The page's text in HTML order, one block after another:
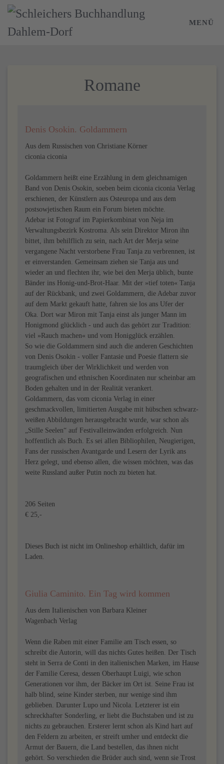
Zum Hauptinhalt springen
MENÜ
Romane
Denis Osokin. Goldammern
Aus dem Russischen von Christiane Körner
ciconia ciconia
Goldammern heißt eine Erzählung in dem gleichnamigen
Band von Denis Osokin, soeben beim ciconia ciconia Verlag
erschienen, der Künstlern aus Osteuropa und aus dem
postsowjetischen Raum ein Forum bieten möchte.
Adebar ist Fotograf im Papierkombinat von Neja im
Verwaltungsbezirk Kostroma. Als sein Direktor Miron ihn
bittet, ihm behilflich zu sein, nach Art der Merja seine
vergangene Nacht verstorbene Frau Tanja zu verbrennen, ist
er einverstanden. Gemeinsam ziehen sie Tanja aus und
wieder an und flechten ihr, wie bei den Merja üblich, bunte
Bänder ins Honig-und-Brot-Haar. Mit der »tief toten« Tanja
auf der Rückbank, und zwei Goldammern, die Adebar zuvor
auf dem Markt gekauft hatte, fahren sie los ans Ufer der
Oka. Dort war Miron mit Tanja einst als junger Mann im
Honigmond glücklich - und auch das gehört zur Tradition:
viel »Rauch machen« und vom Honigglück erzählen.
So wie die Goldammern sind auch die anderen Geschichten
von Denis Osokin - voller Fantasie und Poesie flattern sie
traumgleich über der Wirklichkeit und werden von
geografischen und ethnischen Koordinaten nur scheinbar am
Boden gehalten und in der Realität verankert.
Goldammern, das vom ciconia Verlag in einer
geschmackvollen, limitierten Ausgabe mit hübschen schwarz-
weißen Abbildungen herausgebracht wurde, war schon als
„Stille Seelen“ auf Festivalleinwänden erfolgreich. Nun
hoffentlich als Buch. Es sei allen Bibliophilen, Neugierigen,
Fans der russischen Avantgarde und Lesern der Lyrik ans
Herz gelegt, und ebenso allen, die wissen möchten, was das
weite Russland außer Putin noch zu bieten hat.
206 Seiten
€ 25,-
Dieses Buch ist nicht im Onlineshop erhältlich, dafür im
Laden.
Giulia Caminito. Ein Tag wird kommen
Aus dem Italienischen von Barbara Kleiner
Wagenbach Verlag
Wenn die Raben mit einer Familie am Tisch essen, so
schreibt die Autorin, will das nichts Gutes heißen. Der Tisch
steht in Serra de Conti in den italienischen Marken, im Hause
der Familie Ceresa, dessen Oberhaupt Luigi, wie schon
Generationen vor ihm, der Bäcker im Ort ist. Seine Frau ist
halb blind, seine Kinder sterben, nur wenige sind ihm
geblieben. Darunter Lupo und Nicola. Letzterer ist ein
schreckhafter Sonderling, er liebt die Buchstaben und ist zu
nichts zu gebrauchen. Ersterer lernt schon als Kind hart auf
den Feldern zu arbeiten, er streift umher und entdeckt die
Armut der Bauern, die Land bestellen, das ihnen nicht
gehört. So verschieden die Brüder auch sind, wenn sie Trost